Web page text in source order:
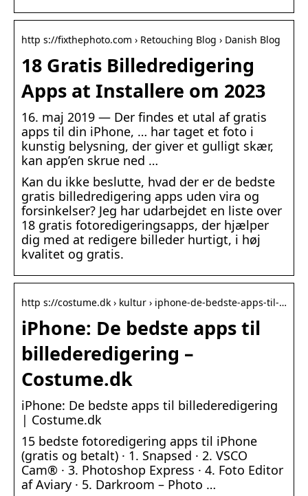
http s://fixthephoto.com › Retouching Blog › Danish Blog
18 Gratis Billedredigering
Apps at Installere om 2023
16. maj 2019 — Der findes et utal af gratis
apps til din iPhone, … har taget et foto i
kunstig belysning, der giver et gulligt skær,
kan app’en skrue ned …
Kan du ikke beslutte, hvad der er de bedste
gratis billedredigering apps uden vira og
forsinkelser? Jeg har udarbejdet en liste over
18 gratis fotoredigeringsapps, der hjælper
dig med at redigere billeder hurtigt, i høj
kvalitet og gratis.
http s://costume.dk › kultur › iphone-de-bedste-apps-til-…
iPhone: De bedste apps til
billederedigering –
Costume.dk
iPhone: De bedste apps til billederedigering
| Costume.dk
15 bedste fotoredigering apps til iPhone
(gratis og betalt) · 1. Snapsed · 2. VSCO
Cam® · 3. Photoshop Express · 4. Foto Editor
af Aviary · 5. Darkroom – Photo …